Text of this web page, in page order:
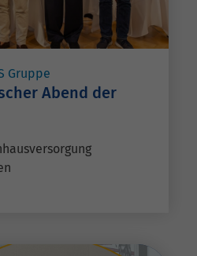
Gruppe
Abend der